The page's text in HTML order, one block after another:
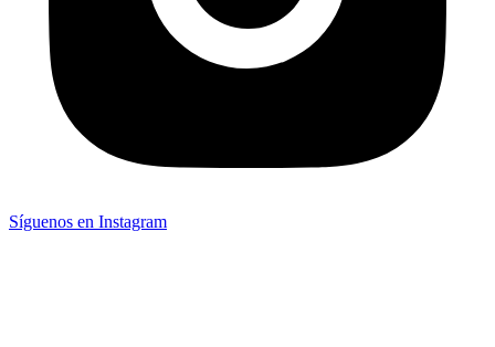
Síguenos en Instagram